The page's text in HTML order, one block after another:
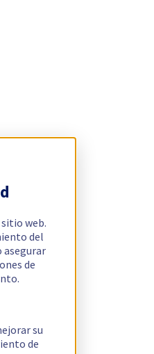
web.
del
asegurar
de
su
de